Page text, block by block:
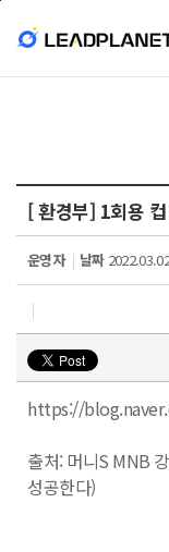
[ 환경부] 1회용
운영자 날짜2022.03.02
https://
출처: 머니S MNB
성공한다)